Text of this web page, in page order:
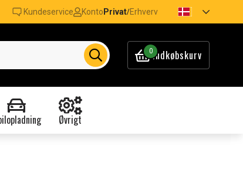
Kundeservice Konto Privat/Erhverv
0Indkøbskurv
Øvrigt